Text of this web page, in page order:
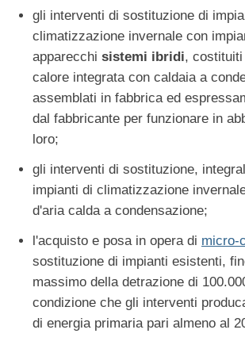
gli interventi di sostituzione di
climatizzazione invernale con
apparecchi sistemi ibridi, costituiti
calore integrata con caldaia a
assemblati in fabbrica ed
dal fabbricante per funzionare in
loro;
gli interventi di sostituzione,
impianti di climatizzazione
d'aria calda a condensazione;
l'acquisto e posa in opera di micro-
sostituzione di impianti esistenti,
massimo della detrazione di
condizione che gli interventi
di energia primaria pari almeno al